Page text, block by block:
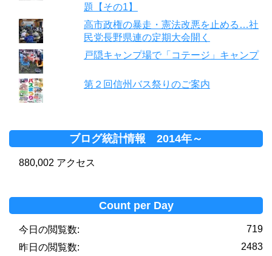
題【その1】
高市政権の暴走・憲法改悪を止める…社
民党長野県連の定期大会開く
戸隠キャンプ場で「コテージ」キャンプ
第２回信州バス祭りのご案内
ブログ統計情報 2014年～
880,002 アクセス
Count per Day
719
今日の閲覧数:
2483
昨日の閲覧数: